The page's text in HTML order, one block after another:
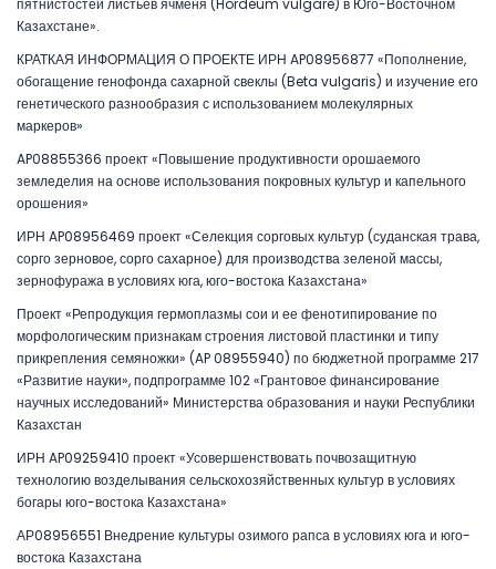
пятнистостей листьев ячменя (Hordeum vulgare) в Юго-Восточном
Казахстане».
КРАТКАЯ ИНФОРМАЦИЯ О ПРОЕКТЕ ИРН AP08956877 «Пополнение,
обогащение генофонда сахарной свеклы (Beta vulgaris) и изучение его
генетического разнообразия с использованием молекулярных
маркеров»
AP08855366 проект «Повышение продуктивности орошаемого
земледелия на основе использования покровных культур и капельного
орошения»
ИРН AP08956469 проект «Селекция сорговых культур (суданская трава,
сорго зерновое, сорго сахарное) для производства зеленой массы,
зернофуража в условиях юга, юго-востока Казахстана»
Проект «Репродукция гермоплазмы сои и ее фенотипирование по
морфологическим признакам строения листовой пластинки и типу
прикрепления семяножки» (AP 08955940) по бюджетной программе 217
«Развитие науки», подпрограмме 102 «Грантовое финансирование
научных исследований» Министерства образования и науки Республики
Казахстан
ИРН AP09259410 проект «Усовершенствовать почвозащитную
технологию возделывания сельскохозяйственных культур в условиях
богары юго-востока Казахстана»
АР08956551 Внедрение культуры озимого рапса в условиях юга и юго-
востока Казахстана